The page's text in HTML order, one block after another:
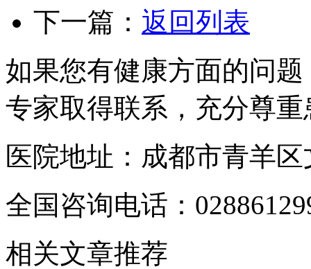
下一篇： 返回列表
如果您有健康方面的问
专家取得联系，充分尊
医院地址：成都市青羊
全国咨询电话：
相关文章推荐